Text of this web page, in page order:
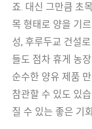
죠. 대신 그만큼 초
목 형태로 양을 기
성, 후루두교 건설
들도 점차 휴게 농
순수한 양유 제품
참관할 수 있도 있
질 수 있는 좋은 기